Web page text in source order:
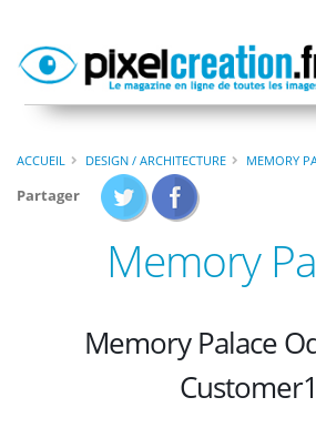
ACCUEIL DESIGN / ARCHITECTURE MEMORY
Partager
Memory
Memory Palace
Customer1